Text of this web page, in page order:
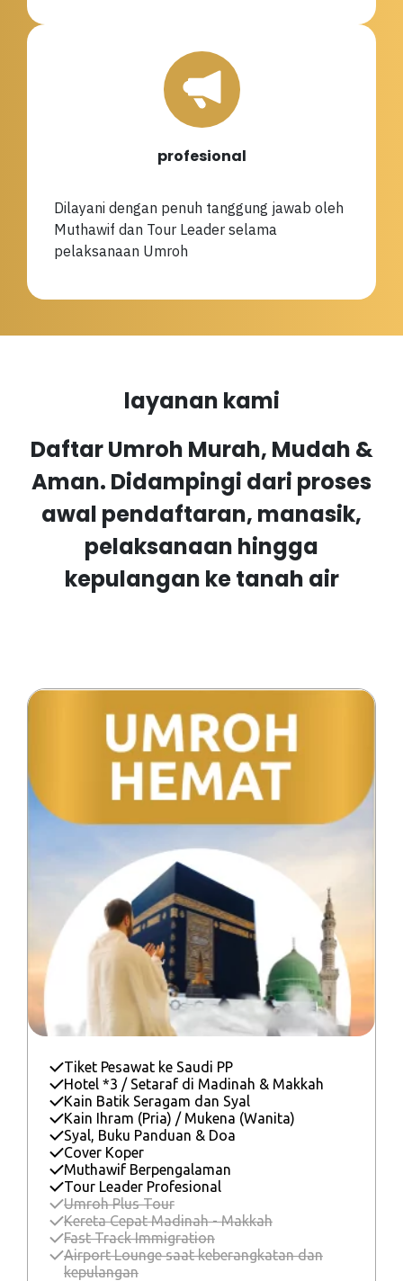
profesional
Dilayani dengan penuh tanggung jawab oleh
Muthawif dan Tour Leader selama
pelaksanaan Umroh
layanan kami
Daftar Umroh Murah, Mudah &
Aman. Didampingi dari proses
awal pendaftaran, manasik,
pelaksanaan hingga
kepulangan ke tanah air
Tiket Pesawat ke Saudi PP
Hotel *3 / Setaraf di Madinah & Makkah
Kain Batik Seragam dan Syal
Kain Ihram (Pria) / Mukena (Wanita)
Syal, Buku Panduan & Doa
Cover Koper
Muthawif Berpengalaman
Tour Leader Profesional
Umroh Plus Tour
Kereta Cepat Madinah - Makkah
Fast Track Immigration
Airport Lounge saat keberangkatan dan
kepulangan